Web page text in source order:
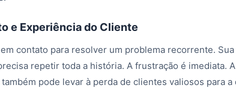
e Experiência do Cliente
contato para resolver um problema recorrente.
repetir toda a história. A frustração é imediata.
pode levar à perda de clientes valiosos para